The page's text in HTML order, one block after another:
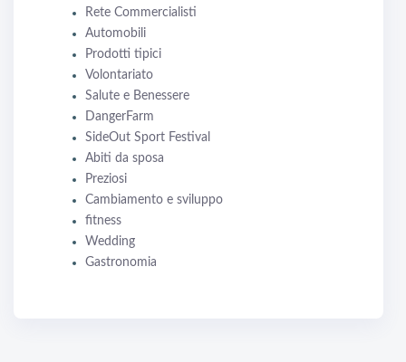
Rete Commercialisti
Automobili
Prodotti tipici
Volontariato
Salute e Benessere
DangerFarm
SideOut Sport Festival
Abiti da sposa
Preziosi
Cambiamento e sviluppo
fitness
Wedding
Gastronomia